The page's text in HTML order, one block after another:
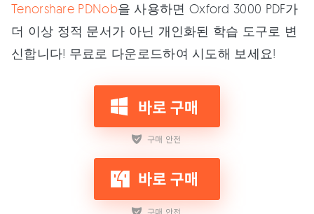
Tenorshare PDNob을 사용하면 Oxford 3000 PDF가
더 이상 정적 문서가 아닌 개인화된 학습 도구로 변
신합니다! 무료로 다운로드하여 시도해 보세요!